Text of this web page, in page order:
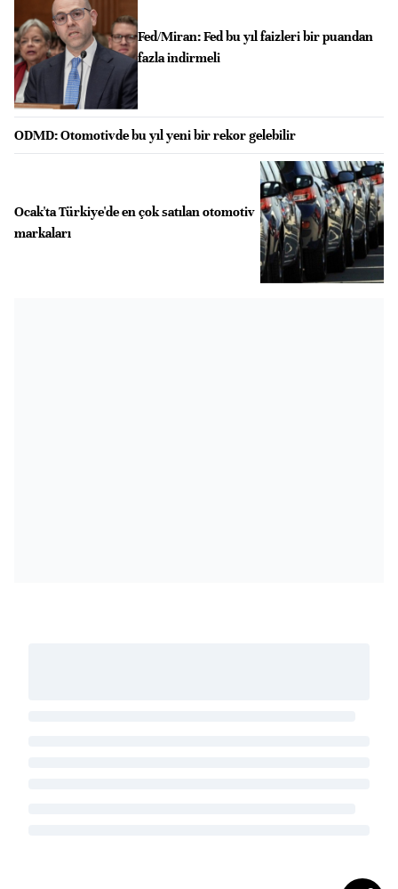
Fed/Miran: Fed bu yıl faizleri bir puandan
fazla indirmeli
ODMD: Otomotivde bu yıl yeni bir rekor gelebilir
Ocak'ta Türkiye'de en çok satılan otomotiv
markaları